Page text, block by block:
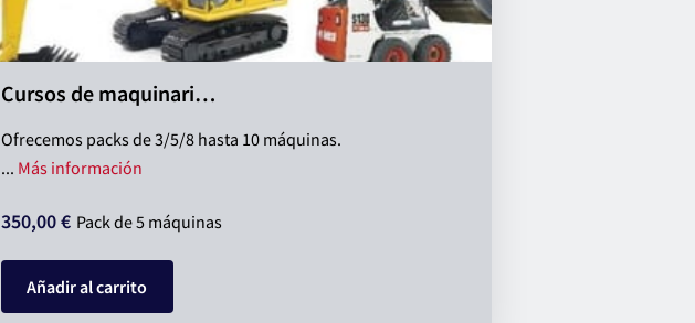
Cursos de maquinari…
Ofrecemos packs de 3/5/8 hasta 10 máquinas.
... Más información
350,00 € Pack de 5 máquinas
Añadir al carrito